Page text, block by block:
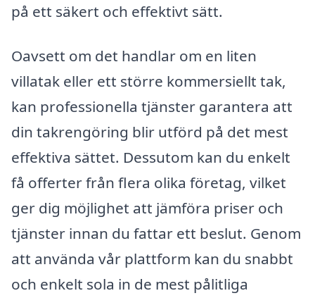
på ett säkert och effektivt sätt.
Oavsett om det handlar om en liten
villatak eller ett större kommersiellt tak,
kan professionella tjänster garantera att
din takrengöring blir utförd på det mest
effektiva sättet. Dessutom kan du enkelt
få offerter från flera olika företag, vilket
ger dig möjlighet att jämföra priser och
tjänster innan du fattar ett beslut. Genom
att använda vår plattform kan du snabbt
och enkelt sola in de mest pålitliga